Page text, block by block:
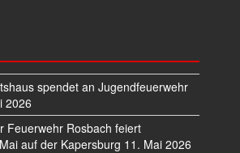
spendet an Jugendfeuerwehr
2026
Feuerwehr Rosbach feiert
auf der Kapersburg 11. Mai 2026